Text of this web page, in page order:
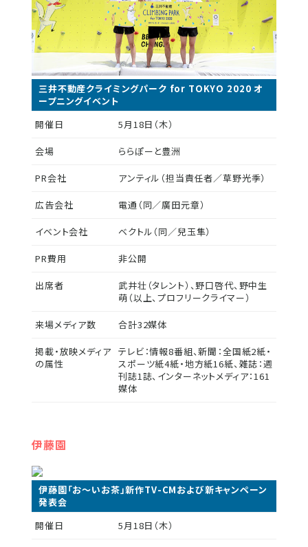
三井不動産クライミングパーク for TOKYO 2020 オ
ープニングイベント
開催日
5月18日（木）
会場 ららぽーと豊洲
PR会社 アンティル（担当責任者／草野光季）
広告会社 電通（同／廣田元章）
イベント会社 ベクトル（同／兒玉隼）
PR費用 非公開
出席者
武井壮（タレント）、野口啓代、野中生
萌（以上、プロフリークライマー）
来場メディア数 合計32媒体
掲載・放映メディア
の属性
テレビ：情報8番組、新聞：全国紙2紙・
スポーツ紙4紙・地方紙16紙、雑誌：週
刊誌1誌、インターネットメディア：161
媒体
伊藤園
伊藤園「お～いお茶」新作TV-CMおよび新キャンペーン
発表会
開催日
5月18日（木）